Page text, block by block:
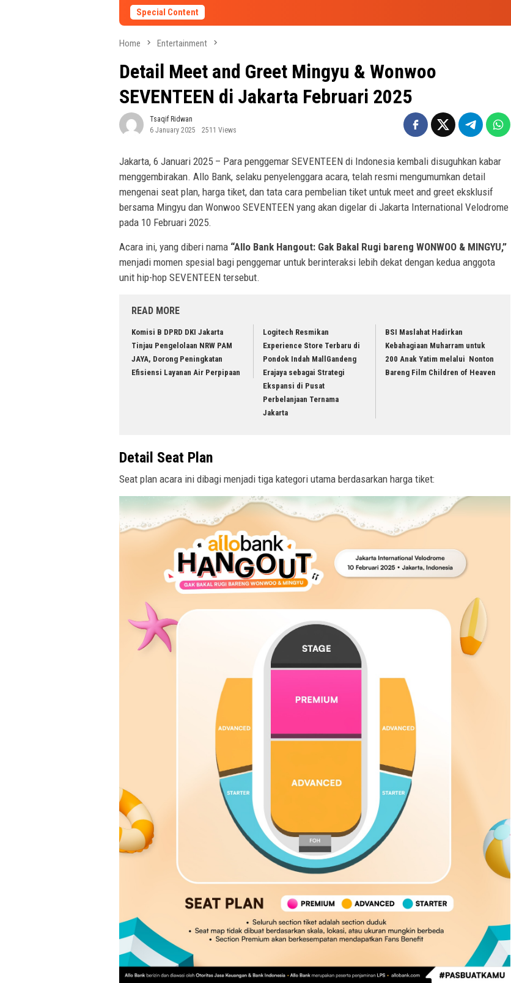
Special Content
Home Entertainment
Detail Meet and Greet Mingyu & Wonwoo
SEVENTEEN di Jakarta Februari 2025
Tsaqif Ridwan
6 January 2025
2511 Views
Jakarta, 6 Januari 2025 – Para penggemar SEVENTEEN di Indonesia kembali disuguhkan kabar
menggembirakan. Allo Bank, selaku penyelenggara acara, telah resmi mengumumkan detail
mengenai seat plan, harga tiket, dan tata cara pembelian tiket untuk meet and greet eksklusif
bersama Mingyu dan Wonwoo SEVENTEEN yang akan digelar di Jakarta International Velodrome
pada 10 Februari 2025.
Acara ini, yang diberi nama “Allo Bank Hangout: Gak Bakal Rugi bareng WONWOO & MINGYU,”
menjadi momen spesial bagi penggemar untuk berinteraksi lebih dekat dengan kedua anggota
unit hip-hop SEVENTEEN tersebut.
READ MORE
Komisi B DPRD DKI Jakarta
Tinjau Pengelolaan NRW PAM
JAYA, Dorong Peningkatan
Efisiensi Layanan Air Perpipaan
Logitech Resmikan
Experience Store Terbaru di
Pondok Indah MallGandeng
Erajaya sebagai Strategi
Ekspansi di Pusat
Perbelanjaan Ternama
Jakarta
BSI Maslahat Hadirkan
Kebahagiaan Muharram untuk
200 Anak Yatim melalui Nonton
Bareng Film Children of Heaven
Detail Seat Plan
Seat plan acara ini dibagi menjadi tiga kategori utama berdasarkan harga tiket: